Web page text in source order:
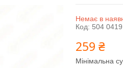
Немає в
Код: 504 0419
259 ₴
Мінімальна